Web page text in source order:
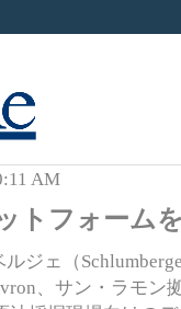
AM
トフォーム
ジェ（
、サン・ラモン